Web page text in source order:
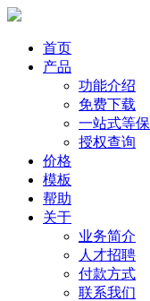
首页
产品
功能介绍
免费下载
一站式等保
授权查询
价格
模板
帮助
关于
业务简介
人才招聘
付款方式
联系我们